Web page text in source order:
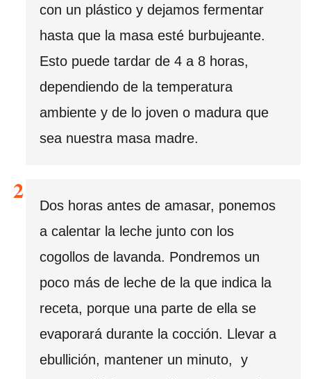
con un plástico y dejamos fermentar
hasta que la masa esté burbujeante.
Esto puede tardar de 4 a 8 horas,
dependiendo de la temperatura
ambiente y de lo joven o madura que
sea nuestra masa madre.
Dos horas antes de amasar, ponemos
a calentar la leche junto con los
cogollos de lavanda. Pondremos un
poco más de leche de la que indica la
receta, porque una parte de ella se
evaporará durante la cocción. Llevar a
ebullición, mantener un minuto, y